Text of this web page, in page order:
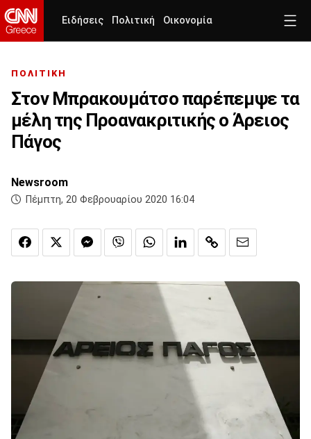
Ειδήσεις Πολιτική Οικονομία
ΠΟΛΙΤΙΚΗ
Στον Μπρακουμάτσο παρέπεμψε τα
μέλη της Προανακριτικής ο Άρειος
Πάγος
Newsroom
Πέμπτη, 20 Φεβρουαρίου 2020 16:04